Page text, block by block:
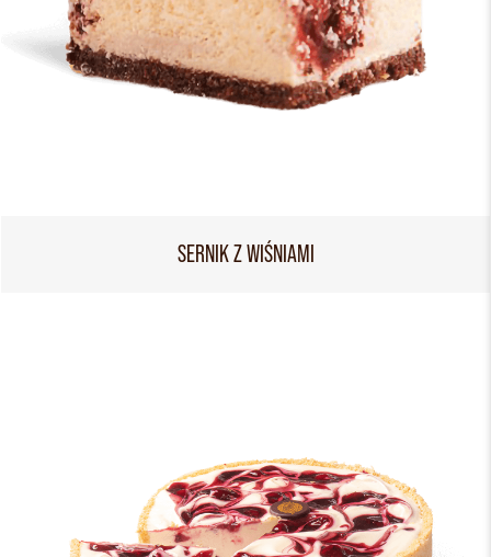
SERNIK Z WIŚNIAMI